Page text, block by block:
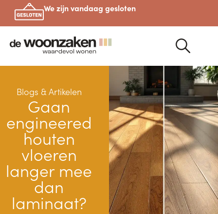
We zijn vandaag gesloten
Blogs & Artikelen
Gaan
engineered
houten
vloeren
langer mee
dan
laminaat?